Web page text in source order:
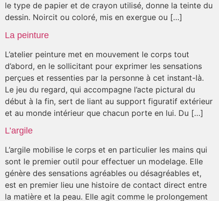
le type de papier et de crayon utilisé, donne la teinte du
dessin. Noircit ou coloré, mis en exergue ou […]
La peinture
L’atelier peinture met en mouvement le corps tout
d’abord, en le sollicitant pour exprimer les sensations
perçues et ressenties par la personne à cet instant-là.
Le jeu du regard, qui accompagne l’acte pictural du
début à la fin, sert de liant au support figuratif extérieur
et au monde intérieur que chacun porte en lui. Du […]
L’argile
L’argile mobilise le corps et en particulier les mains qui
sont le premier outil pour effectuer un modelage. Elle
génère des sensations agréables ou désagréables et,
est en premier lieu une histoire de contact direct entre
la matière et la peau. Elle agit comme le prolongement